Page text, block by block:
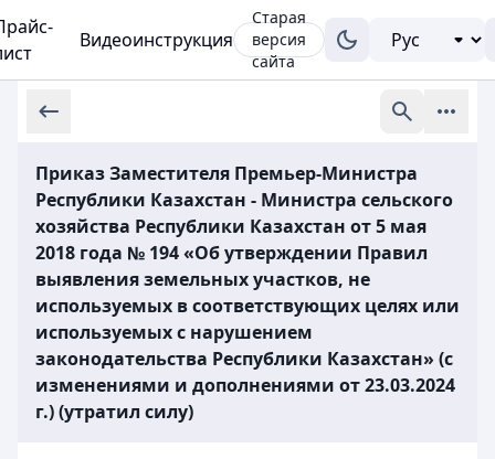
Видеоинструкция
Старая
версия
сайта
Приказ Заместителя Премьер-Министра
Республики Казахстан - Министра сельского
хозяйства Республики Казахстан от 5 мая
2018 года № 194 «Об утверждении Правил
выявления земельных участков, не
используемых в соответствующих целях или
используемых с нарушением
законодательства Республики Казахстан» (с
изменениями и дополнениями от 23.03.2024
г.) (утратил силу)